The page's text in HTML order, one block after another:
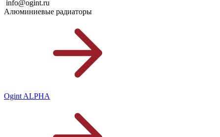
info@ogint.ru
Алюминиевые радиаторы
Ogint ALPHA